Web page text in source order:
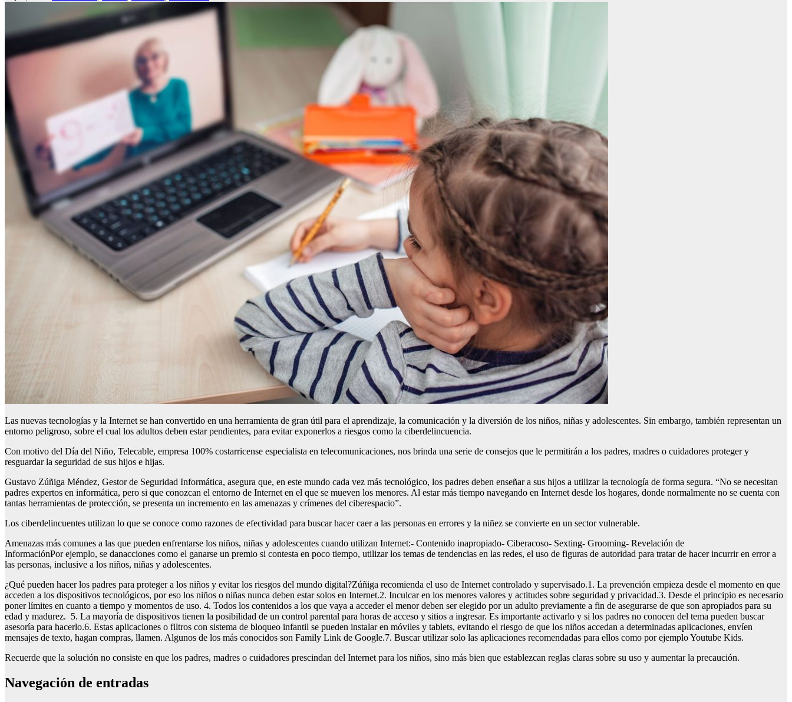
Las nuevas tecnologías y la Internet se han convertido en una herramienta de gran útil para el aprendizaje, la comunicación y la diversión de los niños, niñas y adolescentes. Sin embargo, también representan un
entorno peligroso, sobre el cual los adultos deben estar pendientes, para evitar exponerlos a riesgos como la ciberdelincuencia.
Con motivo del Día del Niño, Telecable, empresa 100% costarricense especialista en telecomunicaciones, nos brinda una serie de consejos que le permitirán a los padres, madres o cuidadores proteger y
resguardar la seguridad de sus hijos e hijas.
Gustavo Zúñiga Méndez, Gestor de Seguridad Informática, asegura que, en este mundo cada vez más tecnológico, los padres deben enseñar a sus hijos a utilizar la tecnología de forma segura. “No se necesitan
padres expertos en informática, pero si que conozcan el entorno de Internet en el que se mueven los menores. Al estar más tiempo navegando en Internet desde los hogares, donde normalmente no se cuenta con
tantas herramientas de protección, se presenta un incremento en las amenazas y crímenes del ciberespacio”.
Los ciberdelincuentes utilizan lo que se conoce como razones de efectividad para buscar hacer caer a las personas en errores y la niñez se convierte en un sector vulnerable.
Amenazas más comunes a las que pueden enfrentarse los niños, niñas y adolescentes cuando utilizan Internet:- Contenido inapropiado- Ciberacoso- Sexting- Grooming- Revelación de
InformaciónPor ejemplo, se danacciones como el ganarse un premio si contesta en poco tiempo, utilizar los temas de tendencias en las redes, el uso de figuras de autoridad para tratar de hacer incurrir en error a
las personas, inclusive a los niños, niñas y adolescentes.
¿Qué pueden hacer los padres para proteger a los niños y evitar los riesgos del mundo digital?Zúñiga recomienda el uso de Internet controlado y supervisado.1. La prevención empieza desde el momento en que
acceden a los dispositivos tecnológicos, por eso los niños o niñas nunca deben estar solos en Internet.2. Inculcar en los menores valores y actitudes sobre seguridad y privacidad.3. Desde el principio es necesario
poner límites en cuanto a tiempo y momentos de uso. 4. Todos los contenidos a los que vaya a acceder el menor deben ser elegido por un adulto previamente a fin de asegurarse de que son apropiados para su
edad y madurez. 5. La mayoría de dispositivos tienen la posibilidad de un control parental para horas de acceso y sitios a ingresar. Es importante activarlo y si los padres no conocen del tema pueden buscar
asesoría para hacerlo.6. Estas aplicaciones o filtros con sistema de bloqueo infantil se pueden instalar en móviles y tablets, evitando el riesgo de que los niños accedan a determinadas aplicaciones, envíen
mensajes de texto, hagan compras, llamen. Algunos de los más conocidos son Family Link de Google.7. Buscar utilizar solo las aplicaciones recomendadas para ellos como por ejemplo Youtube Kids.
Recuerde que la solución no consiste en que los padres, madres o cuidadores prescindan del Internet para los niños, sino más bien que establezcan reglas claras sobre su uso y aumentar la precaución.
Navegación de entradas